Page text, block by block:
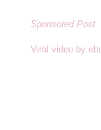
SponsoredPost
Viral video by